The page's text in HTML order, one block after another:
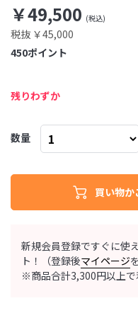
新規会員登録ですぐに使
ト！（登録後マイページ
※商品合計3,300円以上で
￥49,500
税抜 ￥45,000
ポイント
450
残りわずか
数量